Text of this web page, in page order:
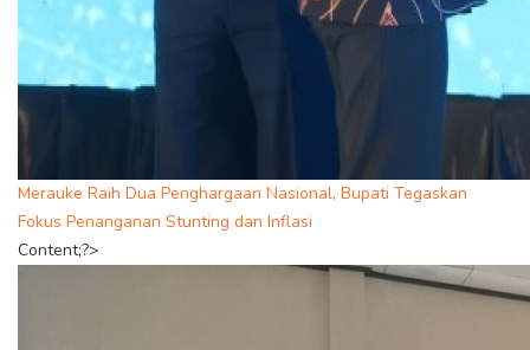
Merauke Raih Dua Penghargaan Nasional, Bupati Tegaskan
Fokus Penanganan Stunting dan Inflasi
Content;?>